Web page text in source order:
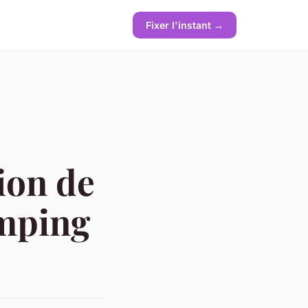
Fixer l'instant →
de